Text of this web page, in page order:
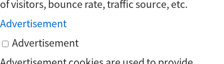
of visitors, bounce rate, traffic source, etc.
Advertisement
Advertisement